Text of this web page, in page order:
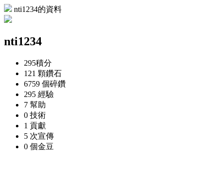
nti1234的資料
nti1234
295積分
121 顆鑽石
6759 個碎鑽
295 經驗
7 幫助
0 技術
1 貢獻
5 次宣傳
0 個金豆